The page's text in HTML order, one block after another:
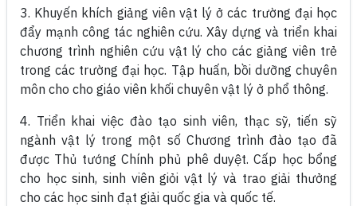
3. Khuyến khích giảng viên vật lý ở các trường đại học
đẩy mạnh công tác nghiên cứu. Xây dựng và triển khai
chương trình nghiên cứu vật lý cho các giảng viên trẻ
trong các trường đại học. Tập huấn, bồi dưỡng chuyên
môn cho cho giáo viên khối chuyên vật lý ở phổ thông.
4. Triển khai việc đào tạo sinh viên, thạc sỹ, tiến sỹ
ngành vật lý trong một số Chương trình đào tạo đã
được Thủ tướng Chính phủ phê duyệt. Cấp học bổng
cho học sinh, sinh viên giỏi vật lý và trao giải thưởng
cho các học sinh đạt giải quốc gia và quốc tế.